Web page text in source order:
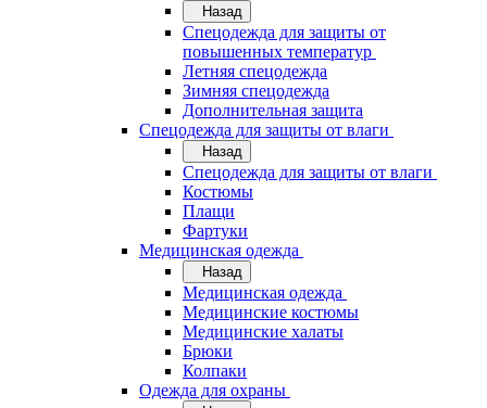
Назад
Спецодежда для защиты от
повышенных температур
Летняя спецодежда
Зимняя спецодежда
Дополнительная защита
Спецодежда для защиты от влаги
Назад
Спецодежда для защиты от влаги
Костюмы
Плащи
Фартуки
Медицинская одежда
Назад
Медицинская одежда
Медицинские костюмы
Медицинские халаты
Брюки
Колпаки
Одежда для охраны